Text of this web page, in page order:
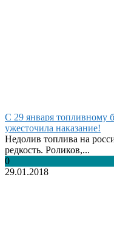
С 29 января топливному
ужесточила наказание!
Недолив топлива на
редкость. Роликов,...
0
29.01.2018